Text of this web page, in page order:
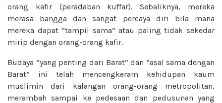
orang kafir (peradaban kuffar). Sebaliknya, mereka
merasa bangga dan sangat percaya diri bila mana
mereka dapat “tampil sama” atau paling tidak sekedar
mirip dengan orang-orang kafir.
Budaya “yang penting dari Barat” dan “asal sama dengan
Barat” ini telah mencengkeram kehidupan kaum
muslimin dari kalangan orang-orang metropolitan,
merambah sampai ke pedesaan dan pedusunan yang